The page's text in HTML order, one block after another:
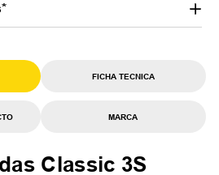
FICHA TECNICA
MARCA
Classic 3S